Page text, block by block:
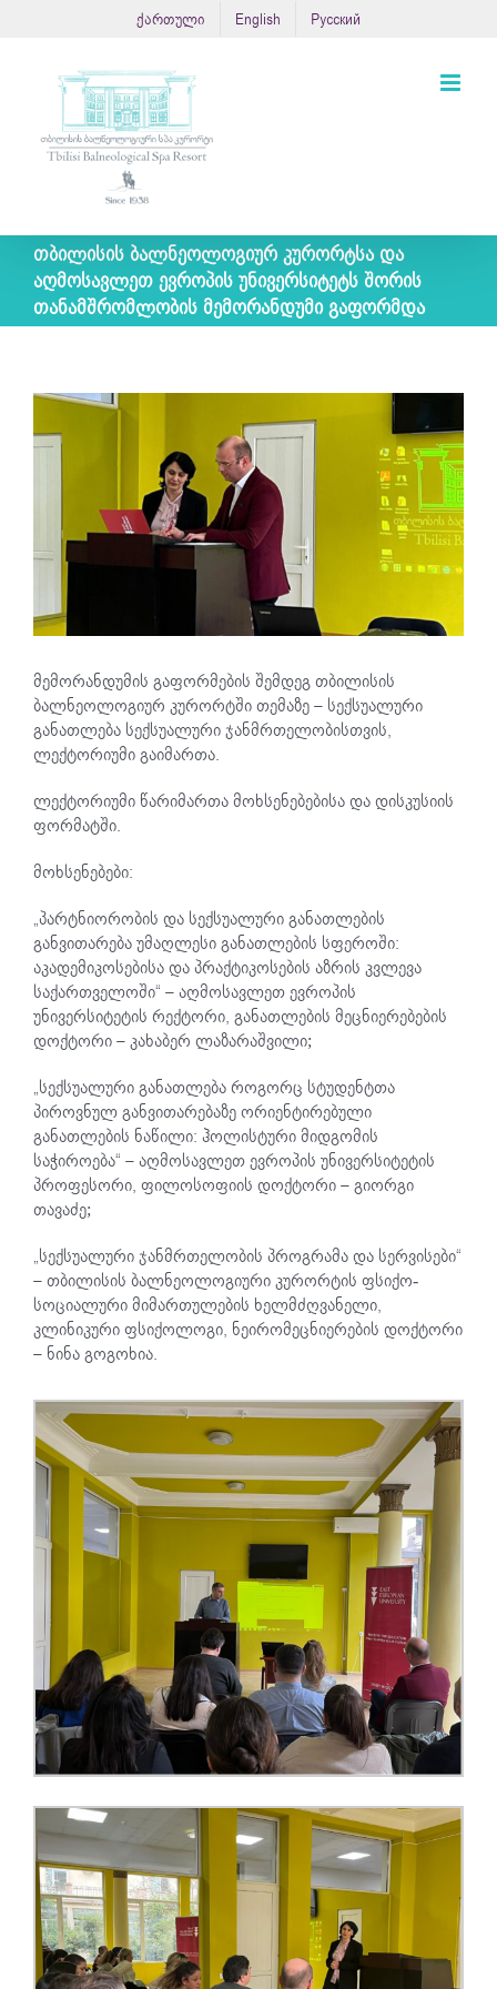
ქართული English Русский
თბილისის ბალნეოლოგიურ კურორტსა და
აღმოსავლეთ ევროპის უნივერსიტეტს შორის
თანამშრომლობის მემორანდუმი გაფორმდა
View
Larger
Image
მემორანდუმის გაფორმების შემდეგ თბილისის
ბალნეოლოგიურ კურორტში თემაზე – სექსუალური
განათლება სექსუალური ჯანმრთელობისთვის,
ლექტორიუმი გაიმართა.
ლექტორიუმი წარიმართა მოხსენებებისა და დისკუსიის
ფორმატში.
მოხსენებები:
„პარტნიორობის და სექსუალური განათლების
განვითარება უმაღლესი განათლების სფეროში:
აკადემიკოსებისა და პრაქტიკოსების აზრის კვლევა
საქართველოში“ – აღმოსავლეთ ევროპის
უნივერსიტეტის რექტორი, განათლების მეცნიერებების
დოქტორი – კახაბერ ლაზარაშვილი;
„სექსუალური განათლება როგორც სტუდენტთა
პიროვნულ განვითარებაზე ორიენტირებული
განათლების ნაწილი: ჰოლისტური მიდგომის
საჭიროება“ – აღმოსავლეთ ევროპის უნივერსიტეტის
პროფესორი, ფილოსოფიის დოქტორი – გიორგი
თავაძე;
„სექსუალური ჯანმრთელობის პროგრამა და სერვისები“
– თბილისის ბალნეოლოგიური კურორტის ფსიქო-
სოციალური მიმართულების ხელმძღვანელი,
კლინიკური ფსიქოლოგი, ნეირომეცნიერების დოქტორი
– ნინა გოგოხია.